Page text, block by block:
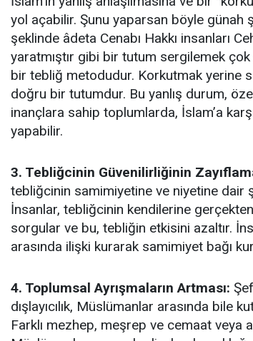
yol açabilir. Şunu yaparsan böyle günah
şeklinde âdeta Cenabı Hakkı insanları
yaratmıştır gibi bir tutum sergilemek çok
bir tebliğ metodudur. Korkutmak yerine
doğru bir tutumdur. Bu yanlış durum,
inançlara sahip toplumlarda, İslam’a
yapabilir.
3. Tebliğcinin Güvenilirliğinin
tebliğcinin samimiyetine ve niyetine dair
İnsanlar, tebliğcinin kendilerine
sorgular ve bu, tebliğin etkisini azaltır.
arasında ilişki kurarak samimiyet bağı
4. Toplumsal Ayrışmaların Artması:
dışlayıcılık, Müslümanlar arasında bile
Farklı mezhep, meşrep ve cemaat veya